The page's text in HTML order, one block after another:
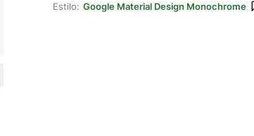
Estilo: Google Material Design Monochrome